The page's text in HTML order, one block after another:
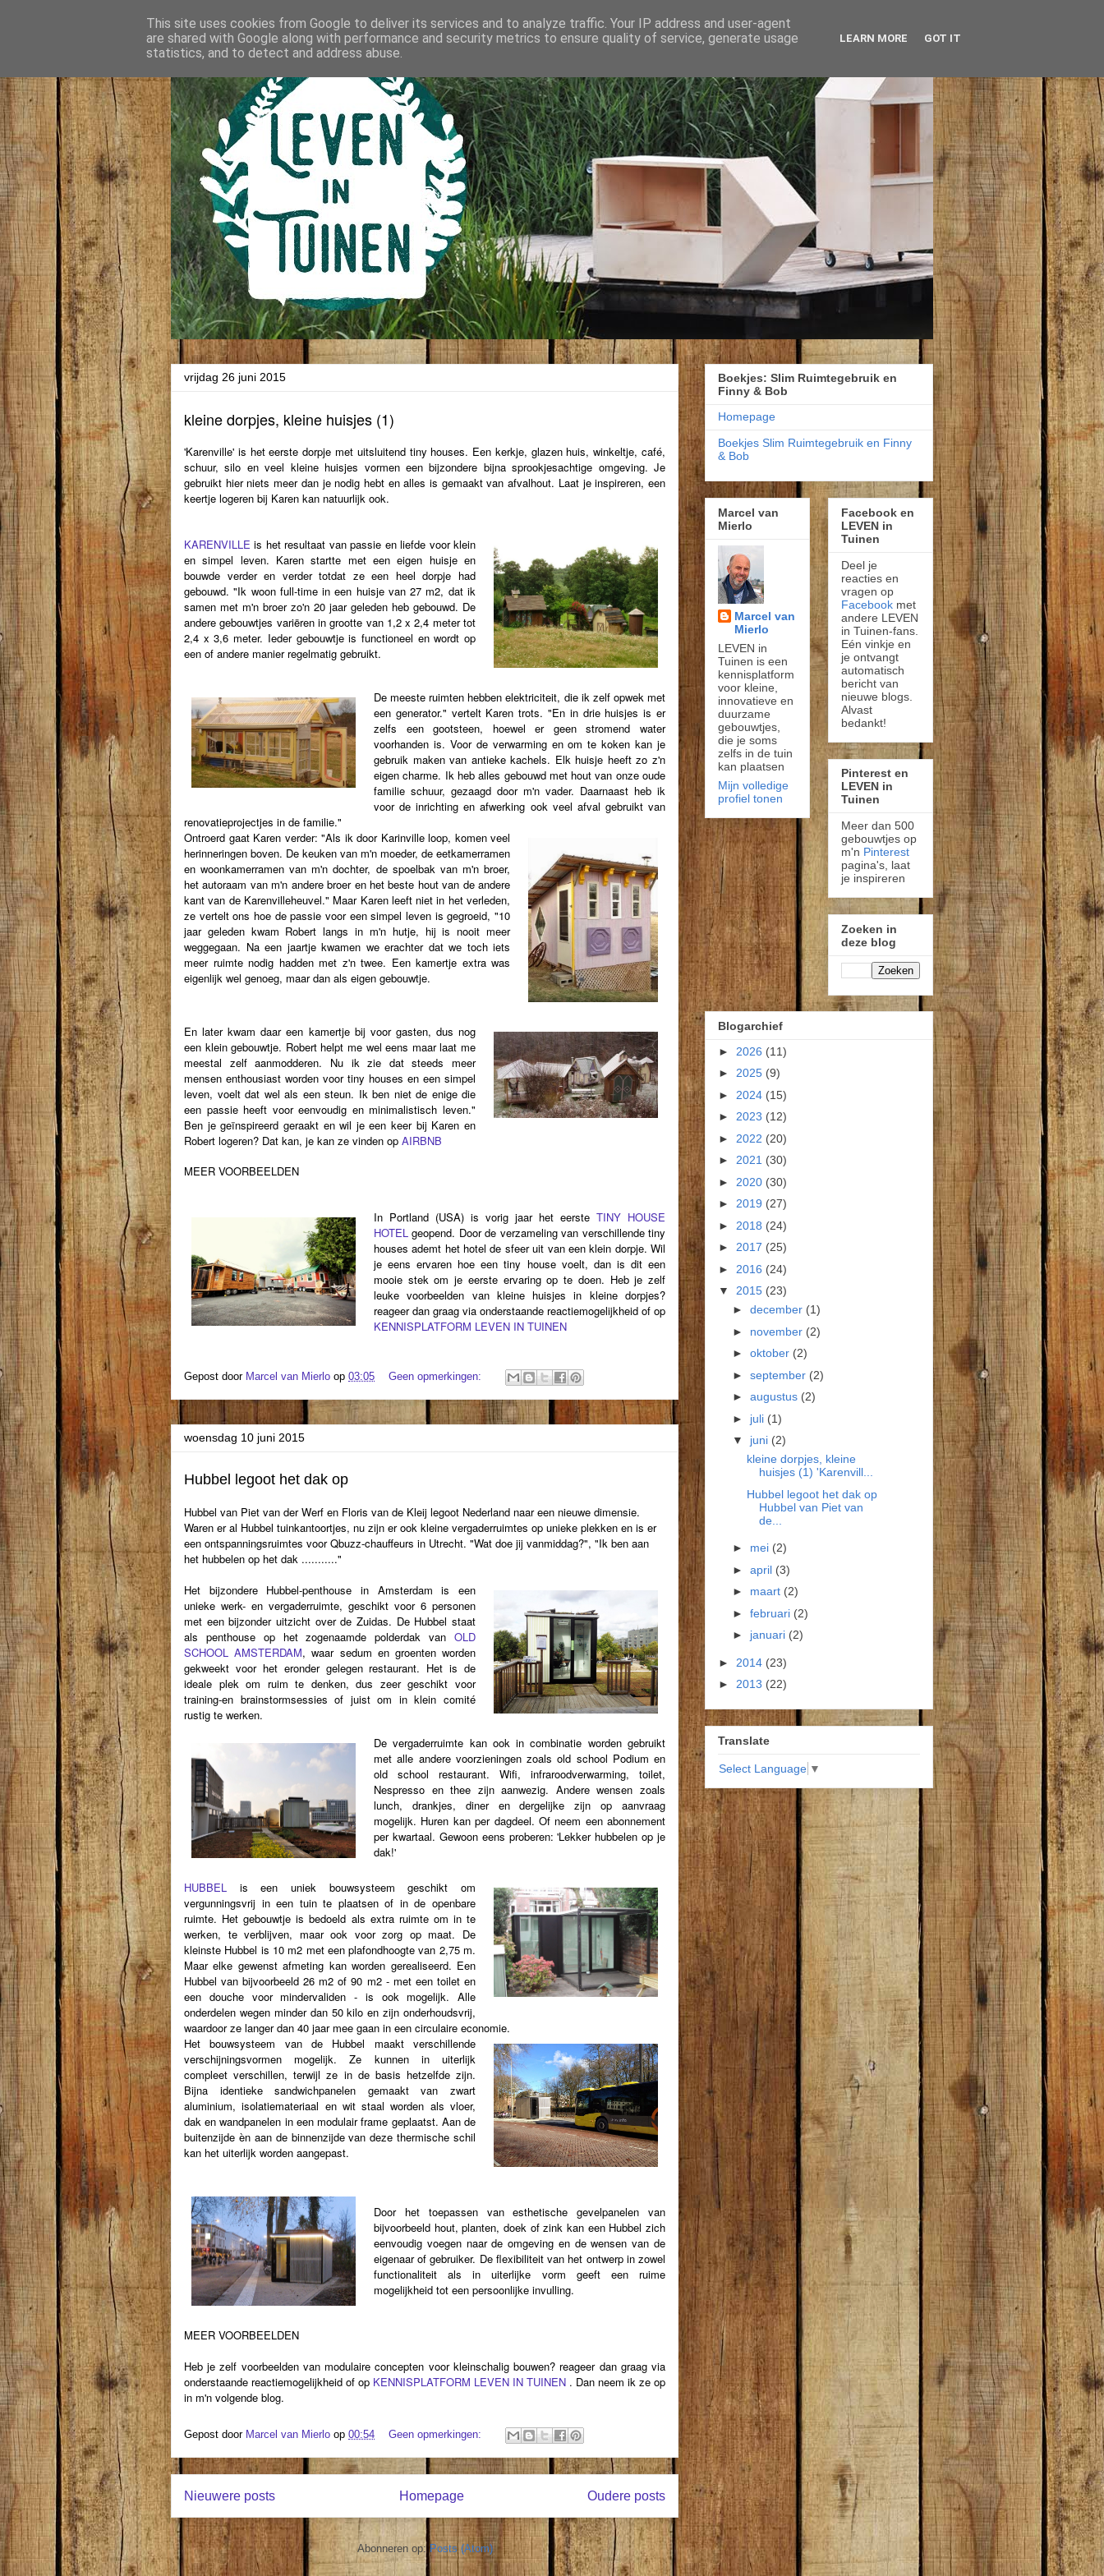
vrijdag 26 juni 2015
kleine dorpjes, kleine huisjes (1)
'Karenville' is het eerste dorpje met uitsluitend tiny houses. Een kerkje, glazen huis, winkeltje, café,
schuur, silo en veel kleine huisjes vormen een bijzondere bijna sprookjesachtige omgeving. Je
gebruikt hier niets meer dan je nodig hebt en alles is gemaakt van afvalhout. Laat je inspireren, een
keertje logeren bij Karen kan natuurlijk ook.
KARENVILLE is het resultaat van passie en liefde voor klein
en simpel leven. Karen startte met een eigen huisje en
bouwde verder en verder totdat ze een heel dorpje had
gebouwd. "Ik woon full-time in een huisje van 27 m2, dat ik
samen met m'n broer zo'n 20 jaar geleden heb gebouwd. De
andere gebouwtjes variëren in grootte van 1,2 x 2,4 meter tot
2,4 x 3,6 meter. Ieder gebouwtje is functioneel en wordt op
een of andere manier regelmatig gebruikt.
De meeste ruimten hebben elektriciteit, die ik zelf opwek met
een generator." vertelt Karen trots. "En in drie huisjes is er
zelfs een gootsteen, hoewel er geen stromend water
voorhanden is. Voor de verwarming en om te koken kan je
gebruik maken van antieke kachels. Elk huisje heeft zo z'n
eigen charme. Ik heb alles gebouwd met hout van onze oude
familie schuur, gezaagd door m'n vader. Daarnaast heb ik
voor de inrichting en afwerking ook veel afval gebruikt van
renovatieprojectjes in de familie."
Ontroerd gaat Karen verder: "Als ik door Karinville loop, komen veel
herinneringen boven. De keuken van m'n moeder, de eetkamerramen
en woonkamerramen van m'n dochter, de spoelbak van m'n broer,
het autoraam van m'n andere broer en het beste hout van de andere
kant van de Karenvilleheuvel." Maar Karen leeft niet in het verleden,
ze vertelt ons hoe de passie voor een simpel leven is gegroeid, "10
jaar geleden kwam Robert langs in m'n hutje, hij is nooit meer
weggegaan. Na een jaartje kwamen we erachter dat we toch iets
meer ruimte nodig hadden met z'n twee. Een kamertje extra was
eigenlijk wel genoeg, maar dan als eigen gebouwtje.
En later kwam daar een kamertje bij voor gasten, dus nog
een klein gebouwtje. Robert helpt me wel eens maar laat me
meestal zelf aanmodderen. Nu ik zie dat steeds meer
mensen enthousiast worden voor tiny houses en een simpel
leven, voelt dat wel als een steun. Ik ben niet de enige die
een passie heeft voor eenvoudig en minimalistisch leven."
Ben je geïnspireerd geraakt en wil je een keer bij Karen en
Robert logeren? Dat kan, je kan ze vinden op AIRBNB
MEER VOORBEELDEN
In Portland (USA) is vorig jaar het eerste TINY HOUSE
HOTEL geopend. Door de verzameling van verschillende tiny
houses ademt het hotel de sfeer uit van een klein dorpje. Wil
je eens ervaren hoe een tiny house voelt, dan is dit een
mooie stek om je eerste ervaring op te doen. Heb je zelf
leuke voorbeelden van kleine huisjes in kleine dorpjes?
reageer dan graag via onderstaande reactiemogelijkheid of op
KENNISPLATFORM LEVEN IN TUINEN
Gepost door Marcel van Mierlo op 03:05 Geen opmerkingen:
woensdag 10 juni 2015
Hubbel legoot het dak op
Hubbel van Piet van der Werf en Floris van de Kleij legoot Nederland naar een nieuwe dimensie.
Waren er al Hubbel tuinkantoortjes, nu zijn er ook kleine vergaderruimtes op unieke plekken en is er
een ontspanningsruimtes voor Qbuzz-chauffeurs in Utrecht. "Wat doe jij vanmiddag?", "Ik ben aan
het hubbelen op het dak ..........."
Het bijzondere Hubbel-penthouse in Amsterdam is een
unieke werk- en vergaderruimte, geschikt voor 6 personen
met een bijzonder uitzicht over de Zuidas. De Hubbel staat
als penthouse op het zogenaamde polderdak van OLD
SCHOOL AMSTERDAM, waar sedum en groenten worden
gekweekt voor het eronder gelegen restaurant. Het is de
ideale plek om ruim te denken, dus zeer geschikt voor
training-en brainstormsessies of juist om in klein comité
rustig te werken.
De vergaderruimte kan ook in combinatie worden gebruikt
met alle andere voorzieningen zoals old school Podium en
old school restaurant. Wifi, infraroodverwarming, toilet,
Nespresso en thee zijn aanwezig. Andere wensen zoals
lunch, drankjes, diner en dergelijke zijn op aanvraag
mogelijk. Huren kan per dagdeel. Of neem een abonnement
per kwartaal. Gewoon eens proberen: 'Lekker hubbelen op je
dak!'
HUBBEL is een uniek bouwsysteem geschikt om
vergunningsvrij in een tuin te plaatsen of in de openbare
ruimte. Het gebouwtje is bedoeld als extra ruimte om in te
werken, te verblijven, maar ook voor zorg op maat. De
kleinste Hubbel is 10 m2 met een plafondhoogte van 2,75 m.
Maar elke gewenst afmeting kan worden gerealiseerd. Een
Hubbel van bijvoorbeeld 26 m2 of 90 m2 - met een toilet en
een douche voor mindervaliden - is ook mogelijk. Alle
onderdelen wegen minder dan 50 kilo en zijn onderhoudsvrij,
waardoor ze langer dan 40 jaar mee gaan in een circulaire economie.
Het bouwsysteem van de Hubbel maakt verschillende
verschijningsvormen mogelijk. Ze kunnen in uiterlijk
compleet verschillen, terwijl ze in de basis hetzelfde zijn.
Bijna identieke sandwichpanelen gemaakt van zwart
aluminium, isolatiemateriaal en wit staal worden als vloer,
dak en wandpanelen in een modulair frame geplaatst. Aan de
buitenzijde èn aan de binnenzijde van deze thermische schil
kan het uiterlijk worden aangepast.
Door het toepassen van esthetische gevelpanelen van
bijvoorbeeld hout, planten, doek of zink kan een Hubbel zich
eenvoudig voegen naar de omgeving en de wensen van de
eigenaar of gebruiker. De flexibiliteit van het ontwerp in zowel
functionaliteit als in uiterlijke vorm geeft een ruime
mogelijkheid tot een persoonlijke invulling.
MEER VOORBEELDEN
Heb je zelf voorbeelden van modulaire concepten voor kleinschalig bouwen? reageer dan graag via
onderstaande reactiemogelijkheid of op KENNISPLATFORM LEVEN IN TUINEN . Dan neem ik ze op
in m'n volgende blog.
Gepost door Marcel van Mierlo op 00:54 Geen opmerkingen:
Nieuwere posts Oudere posts
Homepage
Abonneren op: Posts (Atom)
Boekjes: Slim Ruimtegebruik en
Finny & Bob
Homepage
Boekjes Slim Ruimtegebruik en Finny
& Bob
Marcel van
Mierlo
Marcel van
Mierlo
LEVEN in
Tuinen is een
kennisplatform
voor kleine,
innovatieve en
duurzame
gebouwtjes,
die je soms
zelfs in de tuin
kan plaatsen
Mijn volledige
profiel tonen
Facebook en
LEVEN in
Tuinen
Deel je
reacties en
vragen op
Facebook met
andere LEVEN
in Tuinen-fans.
Eén vinkje en
je ontvangt
automatisch
bericht van
nieuwe blogs.
Alvast
bedankt!
Pinterest en
LEVEN in
Tuinen
Meer dan 500
gebouwtjes op
m'n Pinterest
pagina's, laat
je inspireren
Zoeken in
deze blog
Blogarchief
► 2026 (11)
► 2025 (9)
► 2024 (15)
► 2023 (12)
► 2022 (20)
► 2021 (30)
► 2020 (30)
► 2019 (27)
► 2018 (24)
► 2017 (25)
► 2016 (24)
▼ 2015 (23)
► december (1)
► november (2)
► oktober (2)
► september (2)
► augustus (2)
► juli (1)
▼ juni (2)
kleine dorpjes, kleine
huisjes (1) 'Karenvill...
Hubbel legoot het dak op
Hubbel van Piet van
de...
► mei (2)
► april (3)
► maart (2)
► februari (2)
► januari (2)
► 2014 (23)
► 2013 (22)
Translate
Select Language ▼
This site uses cookies from Google to deliver its services and to analyze traffic. Your IP address and user-agent
are shared with Google along with performance and security metrics to ensure quality of service, generate usage
statistics, and to detect and address abuse.
LEARN MORE GOT IT